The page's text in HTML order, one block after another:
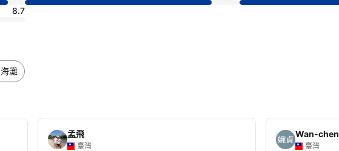
8.7
海灘
孟飛
臺灣
Wan-chen
臺灣